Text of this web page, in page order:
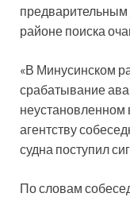
районе поиска
«В Минусинском
срабатывание
неустановленном
агентству
судна поступил
По словам